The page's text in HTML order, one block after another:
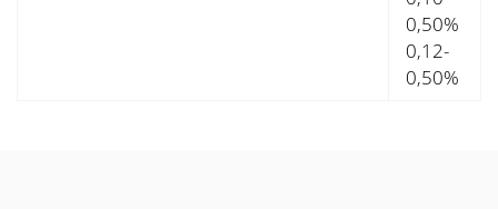
0,50%
0,12-
0,50%